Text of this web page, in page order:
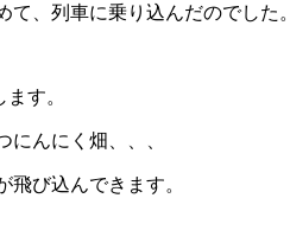
、列車に乗り込んだのでした。
す。
んにく畑、、、
び込んできます。